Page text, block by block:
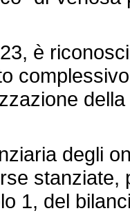
è
degli
stanziate,
1, del